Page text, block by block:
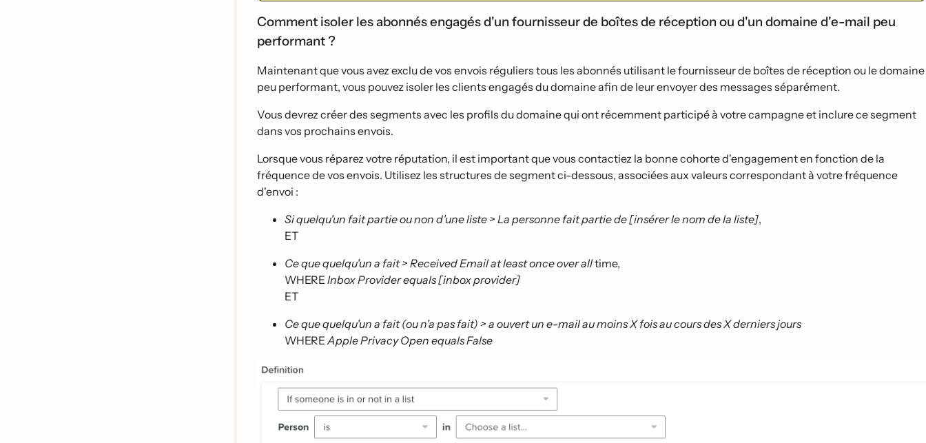
Comment isoler les abonnés engagés d'un fournisseur de boîtes de réception ou d'un domaine d'e-mail peu
performant ?
Maintenant que vous avez exclu de vos envois réguliers tous les abonnés utilisant le fournisseur de boîtes de réception ou le domaine
peu performant, vous pouvez isoler les clients engagés du domaine afin de leur envoyer des messages séparément.
Vous devrez créer des segments avec les profils du domaine qui ont récemment participé à votre campagne et inclure ce segment
dans vos prochains envois.
Lorsque vous réparez votre réputation, il est important que vous contactiez la bonne cohorte d'engagement en fonction de la
fréquence de vos envois. Utilisez les structures de segment ci-dessous, associées aux valeurs correspondant à votre fréquence
d'envoi :
Si quelqu'un fait partie ou non d'une liste > La personne fait partie de [insérer le nom de la liste],
ET
Ce que quelqu'un a fait > Received Email at least once over alltime,
WHERE Inbox Provider equals [inbox provider]
ET
Ce que quelqu'un a fait (ou n'a pas fait) > a ouvert un e-mail au moins X fois au cours des X derniers jours
WHEREApple Privacy Open equals False